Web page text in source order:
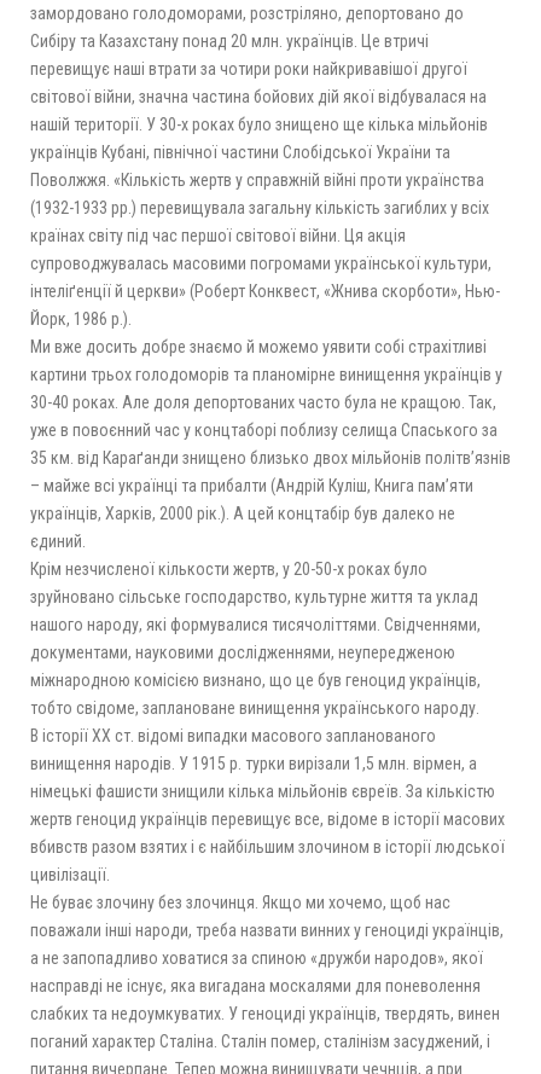
замордовано голодоморами, розстріляно, депортовано до
Сибіру та Казахстану понад 20 млн. українців. Це втричі
перевищує наші втрати за чотири роки найкривавішої другої
світової війни, значна частина бойових дій якої відбувалася на
нашій території. У 30-х роках було знищено ще кiлька мільйонiв
українцiв Кубанi, півнiчної частини Слобідської України та
Поволжжя. «Кількість жертв у справжній війні проти українства
(1932-1933 рр.) перевищувала загальну кількість загиблих у всіх
країнах свiту під час першої світової війни. Ця акція
супроводжувалась масовими погромами української культури,
інтеліґенції й церкви» (Роберт Конквест, «Жнива скорботи», Нью-
Йорк, 1986 р.).
Ми вже досить добре знаємо й можемо уявити собі страхітливі
картини трьох голодоморів та планомірне винищення українцiв у
30-40 роках. Але доля депортованих часто була не кращою. Так,
уже в повоєнний час у концтаборі поблизу селища Спаського за
35 км. від Караґанди знищено близько двох мiльйонів політв’язнів
– майже всі українці та прибалти (Андрій Куліш, Книга пам’яти
українців, Харків, 2000 рік.). А цей концтабiр був далеко не
єдиний.
Крім незчисленої кількости жертв, у 20-50-х роках було
зруйновано сільське господарство, культурне життя та уклад
нашого народу, які формувалися тисячоліттями. Свідченнями,
документами, науковими дослідженнями, неупередженою
міжнародною комісією визнано, що це був геноцид українців,
тобто свідоме, заплановане винищення українського народу.
В історії ХХ ст. відомі випадки масового запланованого
винищення народів. У 1915 р. турки вирізали 1,5 млн. вірмен, а
нiмецькі фашисти знищили кілька мільйонів євреїв. За кількістю
жертв геноцид українців перевищує все, відоме в історії масових
вбивств разом взятих і є найбільшим злочином в історії людської
цивілізації.
Не буває злочину без злочинця. Якщо ми хочемо, щоб нас
поважали інші народи, треба назвати винних у геноциді українців,
а не запопадливо ховатися за спиною «дружби народов», якої
насправді не існує, яка вигадана москалями для поневолення
слабких та недоумкуватих. У геноциді українців, твердять, винен
поганий характер Сталіна. Сталін помер, сталінізм засуджений, і
питання вичерпане. Тепер можна винищувати чечнців, а при